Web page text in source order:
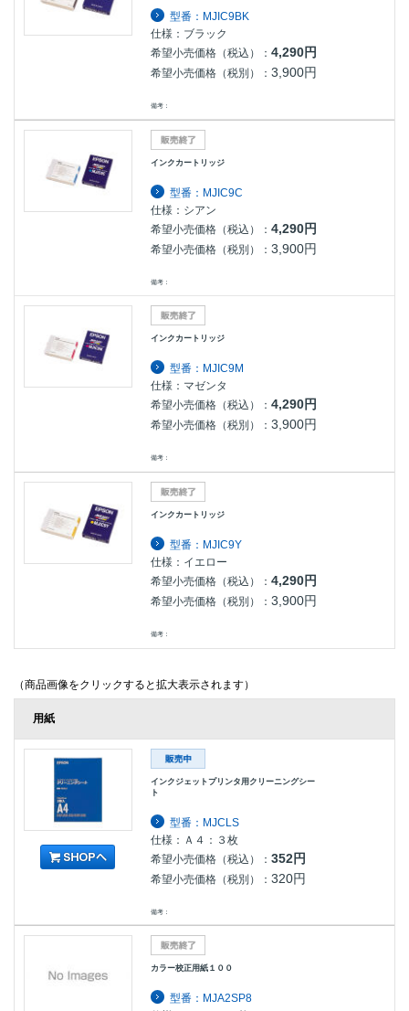
型番：MJIC9BK
仕様：ブラック
希望小売価格（税込）： 4,290円
希望小売価格（税別）： 3,900円
備考：
インクカートリッジ
型番：MJIC9C
仕様：シアン
希望小売価格（税込）：4,290円
希望小売価格（税別）：3,900円
備考：
インクカートリッジ
型番：MJIC9M
仕様：マゼンタ
希望小売価格（税込）： 4,290円
希望小売価格（税別）： 3,900円
備考：
インクカートリッジ
型番：MJIC9Y
仕様：イエロー
希望小売価格（税込）：4,290円
希望小売価格（税別）：3,900円
備考：
（商品画像をクリックすると拡大表示されます）
用紙
インクジェットプリンタ用クリーニングシー
ト
型番：MJCLS
仕様：Ａ４：３枚
希望小売価格（税込）： 352円
希望小売価格（税別）： 320円
備考：
カラー校正用紙１００
型番：MJA2SP8